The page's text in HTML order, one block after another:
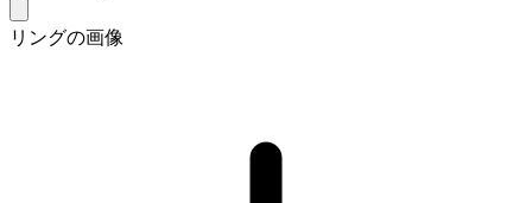
リングの画像